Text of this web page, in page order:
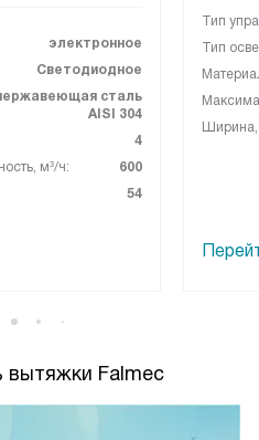
электронное
Светодиодное
сталь
AISI 304
4
м³/ч:
600
54
Тип
Тип
вытяжки Falmec